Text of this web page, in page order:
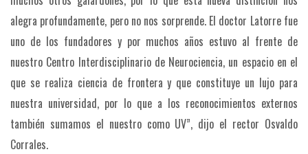
alegra profundamente, pero no nos sorprende. El doctor Latorre fue
uno de los fundadores y por muchos años estuvo al frente de
nuestro Centro Interdisciplinario de Neurociencia, un espacio en el
que se realiza ciencia de frontera y que constituye un lujo para
nuestra universidad, por lo que a los reconocimientos externos
también sumamos el nuestro como UV”, dijo el rector Osvaldo
Corrales.